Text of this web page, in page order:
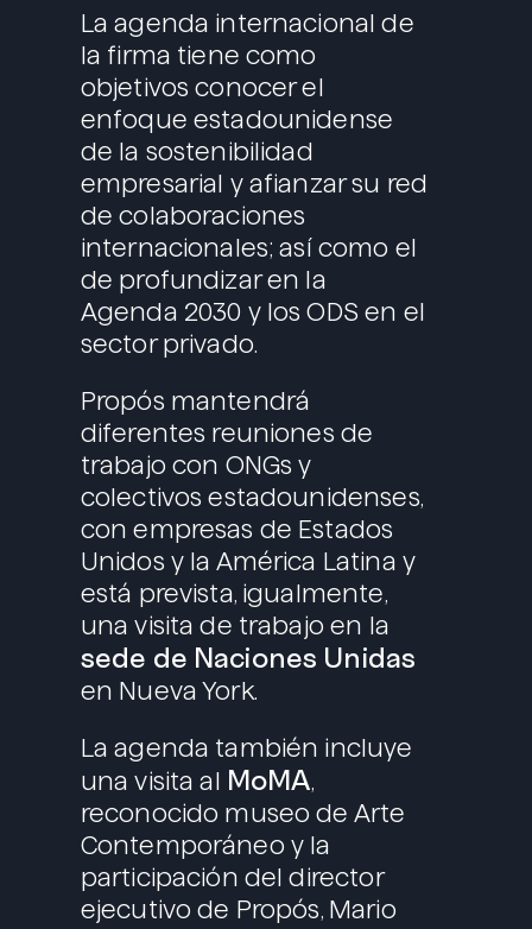
La agenda internacional de
la firma tiene como
objetivos conocer el
enfoque estadounidense
de la sostenibilidad
empresarial y afianzar su red
de colaboraciones
internacionales; así como el
de profundizar en la
Agenda 2030 y los ODS en el
sector privado.
Propós mantendrá
diferentes reuniones de
trabajo con ONGs y
colectivos estadounidenses,
con empresas de Estados
Unidos y la América Latina y
está prevista, igualmente,
una visita de trabajo en la
sede de Naciones Unidas
en Nueva York.
La agenda también incluye
una visita al MoMA,
reconocido museo de Arte
Contemporáneo y la
participación del director
ejecutivo de Propós, Mario